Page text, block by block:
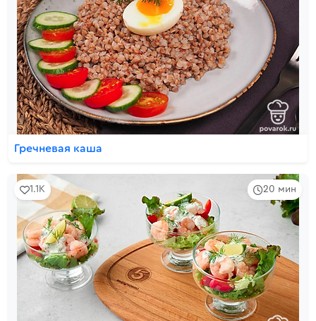
Гречневая каша
20 мин
1.1K